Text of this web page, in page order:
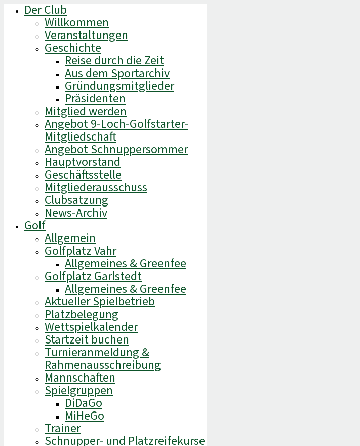
Der Club
Willkommen
Veranstaltungen
Geschichte
Reise durch die Zeit
Aus dem Sportarchiv
Gründungsmitglieder
Präsidenten
Mitglied werden
Angebot 9-Loch-Golfstarter-
Mitgliedschaft
Angebot Schnuppersommer
Hauptvorstand
Geschäftsstelle
Mitgliederausschuss
Clubsatzung
News-Archiv
Golf
Allgemein
Golfplatz Vahr
Allgemeines & Greenfee
Golfplatz Garlstedt
Allgemeines & Greenfee
Aktueller Spielbetrieb
Platzbelegung
Wettspielkalender
Startzeit buchen
Turnieranmeldung &
Rahmenausschreibung
Mannschaften
Spielgruppen
DiDaGo
MiHeGo
Trainer
Schnupper- und Platzreifekurse